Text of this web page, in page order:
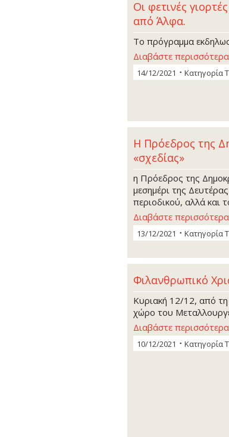
Οι φετινές
από Άλφα.
Το πρόγραμμα
Διαβάστε περισσότερα
14/12/2021 Κατηγορία
Η Πρόεδρος της
«σχεδίας»
η Πρόεδρος της
μεσημέρι της
περιοδικού, αλλά και
Διαβάστε περισσότερα
13/12/2021 Κατηγορία
Φιλανθρωπικό
Κυριακή 12/12, από
χώρο του
Διαβάστε περισσότερα
10/12/2021 Κατηγορία